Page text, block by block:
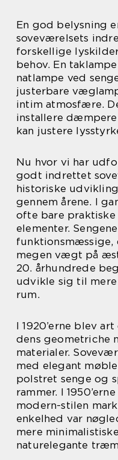
En god belysning
soveværelsets
forskellige
behov. En
natlampe ved
justerbare
intim atmosfære.
installere
kan justere
Nu hvor vi har
godt indrettet
historiske
gennem årene. I
ofte bare
elementer.
megen vægt på
20. århundrede
udvikle sig til
rum.
I 1920’erne blev
dens geometriche
materialer.
med elegant
polstret senge og
rammer. I
modern-stilen
enkelhed var
mere
naturelegante